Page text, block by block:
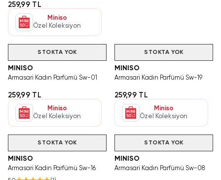
259,99 TL
Miniso
Özel Koleksiyon
STOKTA YOK
MINISO
Armasari Kadın Parfümü Sw-01
259,99 TL
Miniso
Özel Koleksiyon
STOKTA YOK
MINISO
Armasari Kadın Parfümü Sw-19
259,99 TL
Miniso
Özel Koleksiyon
STOKTA YOK
MINISO
Armasari Kadın Parfümü Sw-16
STOKTA YOK
MINISO
Armasari Kadın Parfümü Sw-08